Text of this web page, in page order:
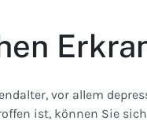
vor allem
ist, können Sie